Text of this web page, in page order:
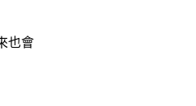
也會